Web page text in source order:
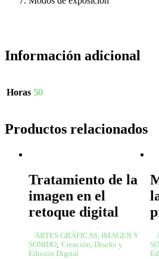
Información adicional
Horas 50
Productos relacionados
Tratamiento de la
imagen en el
retoque digital
ARTES GRÁFICAS, IMAGEN Y
SONIDO, Creación, Diseño y
Edición Digital